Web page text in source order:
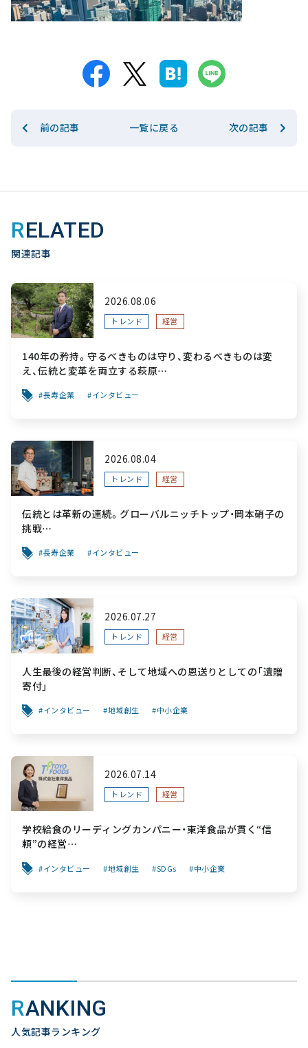
前の記事 一覧に戻る 次の記事
RELATED
関連記事
2026.08.06
トレンド 経営
140年の矜持。守るべきものは守り、変わるべきものは変
え、伝統と変革を両立する萩原
長寿企業 インタビュー
2026.08.04
トレンド 経営
伝統とは革新の連続。グローバルニッチトップ・岡本硝子の
挑戦
こだわり、ガラスを超える経営戦略～
長寿企業 インタビュー
2026.07.27
トレンド 経営
人生最後の経営判断、そして地域への恩送りとしての「遺贈
寄付」
インタビュー 地域創生 中小企業
2026.07.14
トレンド 経営
学校給食のリーディングカンパニー・東洋食品が貫く“信
頼”の経営
へ繋ぐ挑戦～
インタビュー 地域創生 SDGs 中小企業
RANKING
人気記事ランキング